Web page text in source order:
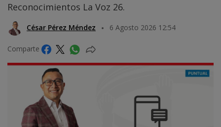
Reconocimientos La Voz 26.
César Pérez Méndez 6 Agosto 2026 12:54
Comparte